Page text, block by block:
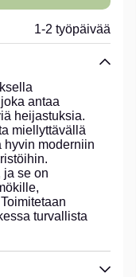
1-2 työpäivää
antaa
heijastuksia.
miellyttävällä
hyvin moderniin
ja se on
turvallista